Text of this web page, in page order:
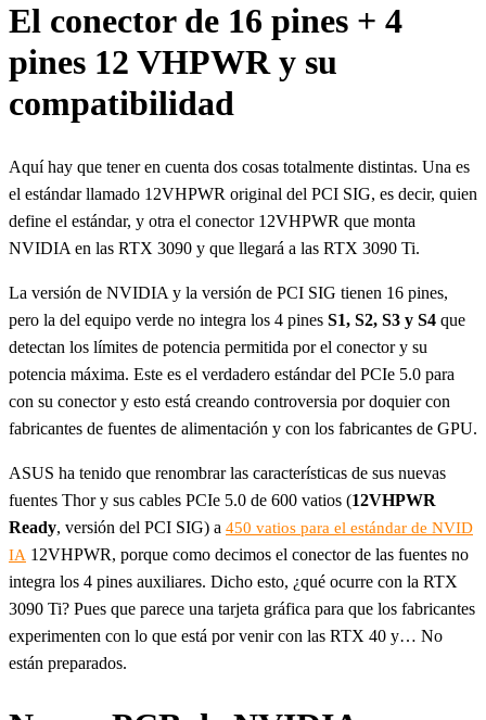
El conector de 16 pines + 4
pines 12 VHPWR y su
compatibilidad
Aquí hay que tener en cuenta dos cosas totalmente distintas. Una es
el estándar llamado 12VHPWR original del PCI SIG, es decir, quien
define el estándar, y otra el conector 12VHPWR que monta
NVIDIA en las RTX 3090 y que llegará a las RTX 3090 Ti.
La versión de NVIDIA y la versión de PCI SIG tienen 16 pines,
pero la del equipo verde no integra los 4 pines S1, S2, S3 y S4 que
detectan los límites de potencia permitida por el conector y su
potencia máxima. Este es el verdadero estándar del PCIe 5.0 para
con su conector y esto está creando controversia por doquier con
fabricantes de fuentes de alimentación y con los fabricantes de GPU.
ASUS ha tenido que renombrar las características de sus nuevas
fuentes Thor y sus cables PCIe 5.0 de 600 vatios (12VHPWR
Ready, versión del PCI SIG) a 450 vatios para el estándar de NVID
IA 12VHPWR, porque como decimos el conector de las fuentes no
integra los 4 pines auxiliares. Dicho esto, ¿qué ocurre con la RTX
3090 Ti? Pues que parece una tarjeta gráfica para que los fabricantes
experimenten con lo que está por venir con las RTX 40 y… No
están preparados.